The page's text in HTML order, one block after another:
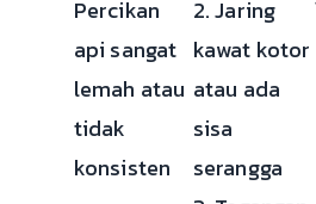
Percikan
api sangat
lemah atau
tidak
konsisten
2. Jaring
kawat kotor
atau ada
sisa
serangga